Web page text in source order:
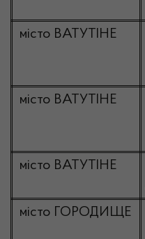
місто ВАТУТІНЕ
місто ВАТУТІНЕ
місто ВАТУТІНЕ
місто ГОРОДИЩЕ